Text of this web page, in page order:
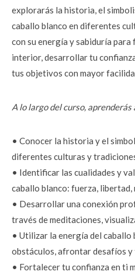
explorarás la historia, el
caballo blanco en diferentes
con su energía y sabiduría
interior, desarrollar tu
tus objetivos con mayor
A lo largo del curso, aprenderás
• Conocer la historia y el
diferentes culturas y
• Identificar las cualidades y
caballo blanco: fuerza, libertad,
• Desarrollar una conexión
través de meditaciones,
• Utilizar la energía del caballo
obstáculos, afrontar desafíos
• Fortalecer tu confianza en ti